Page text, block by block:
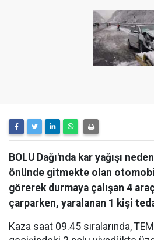
BOLU Dağı'nda kar yağışı
önünde gitmekte olan
görerek durmaya çalışan 4
çarparken, yaralanan 1 kişi
Kaza saat 09.45 sıralarında,